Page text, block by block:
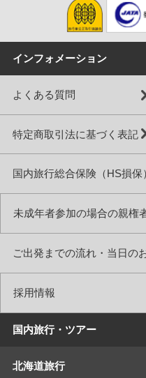
インフォメーション
よくある質問
特定商取引法に基づく表記
国内旅行総合保険（HS損保
未成年者参加の場合の親権
ご出発までの流れ・当日の
採用情報
国内旅行・ツアー
北海道旅行